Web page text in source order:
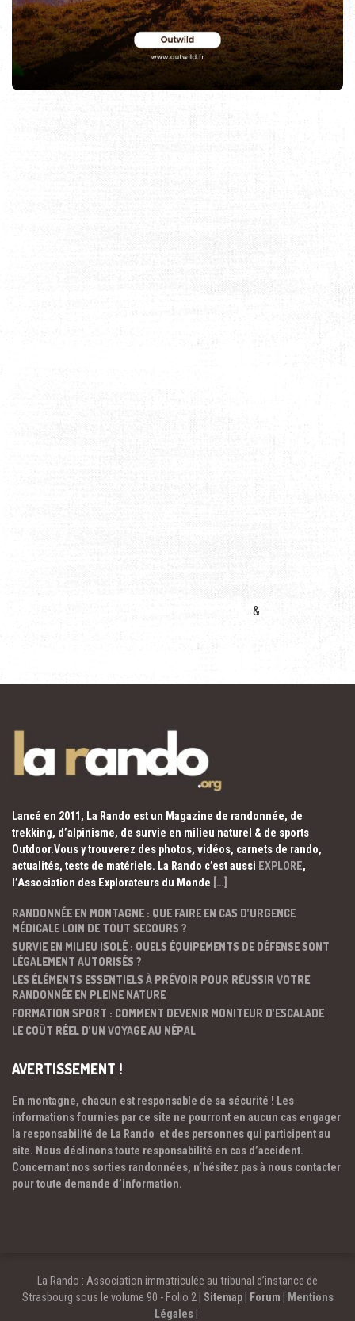
&
Lancé en 2011, La Rando est un Magazine de randonnée, de
trekking, d’alpinisme, de survie en milieu naturel & de sports
Outdoor.Vous y trouverez des photos, vidéos, carnets de rando,
actualités, tests de matériels. La Rando c’est aussi EXPLORE,
l’Association des Explorateurs du Monde […]
RANDONNÉE EN MONTAGNE : QUE FAIRE EN CAS D’URGENCE
MÉDICALE LOIN DE TOUT SECOURS ?
SURVIE EN MILIEU ISOLÉ : QUELS ÉQUIPEMENTS DE DÉFENSE SONT
LÉGALEMENT AUTORISÉS ?
LES ÉLÉMENTS ESSENTIELS À PRÉVOIR POUR RÉUSSIR VOTRE
RANDONNÉE EN PLEINE NATURE
FORMATION SPORT : COMMENT DEVENIR MONITEUR D’ESCALADE
LE COÛT RÉEL D’UN VOYAGE AU NÉPAL
AVERTISSEMENT !
En montagne, chacun est responsable de sa sécurité ! Les
informations fournies par ce site ne pourront en aucun cas engager
la responsabilité de La Rando et des personnes qui participent au
site. Nous déclinons toute responsabilité en cas d’accident.
Concernant nos sorties randonnées, n’hésitez pas à nous contacter
pour toute demande d’information.
La Rando : Association immatriculée au tribunal d’instance de
Strasbourg sous le volume 90 - Folio 2 | Sitemap| Forum
Mentions
Légales